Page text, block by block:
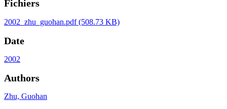
Fichiers
2002_zhu_guohan.pdf(508.73 KB)
Date
2002
Authors
Zhu, Guohan